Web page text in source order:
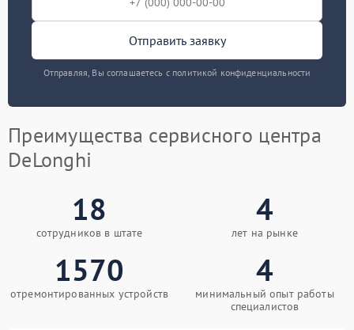
Отправить заявку
Отправляя, Вы соглашаетесь с политикой конфиденциальности
Преимущества сервисного центра
DeLonghi
18
сотрудников в штате
4
лет на рынке
1570
отремонтированных устройств
4
минимальный опыт работы
специалистов